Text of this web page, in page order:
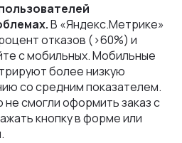
В «Яндекс.Метрике»
отказов (>60%) и
с мобильных. Мобильные
более низкую
со средним показателем.
смогли оформить заказ с
кнопку в форме или